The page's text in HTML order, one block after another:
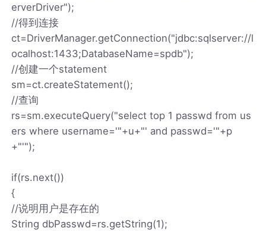
erverDriver");
//得到连接
ct=DriverManager.getConnection("jdbc:sqlserver://l
ocalhost:1433;DatabaseName=spdb");
//创建一个statement
sm=ct.createStatement();
//查询
rs=sm.executeQuery("select top 1 passwd from us
ers where username='"+u+"' and passwd='"+p
+"'");
if(rs.next())
{
//说明用户是存在的
String dbPasswd=rs.getString(1);